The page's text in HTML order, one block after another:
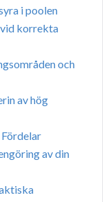
i poolen
korrekta
och
av hög
av din